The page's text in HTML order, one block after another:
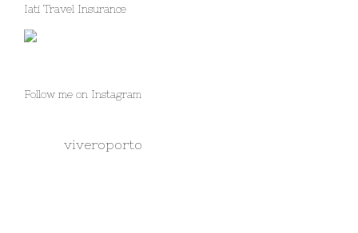
Iati Travel Insurance
Follow me on Instagram
viveroporto